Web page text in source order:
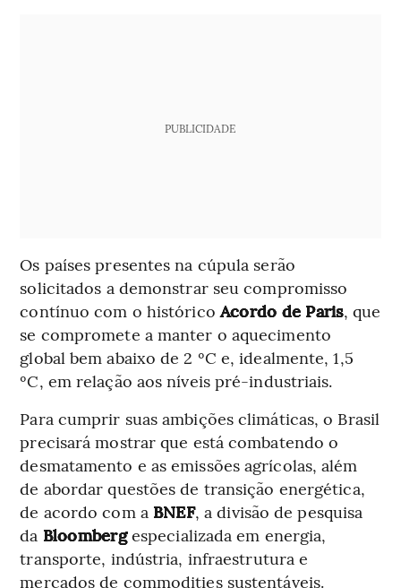
PUBLICIDADE
Os países presentes na cúpula serão
solicitados a demonstrar seu compromisso
contínuo com o históricoAcordo de Paris, que
se compromete a manter o aquecimento
global bem abaixo de 2 ºC e, idealmente, 1,5
ºC, em relação aos níveis pré-industriais.
Para cumprir suas ambições climáticas, o Brasil
precisará mostrar que está combatendo o
desmatamento e as emissões agrícolas, além
de abordar questões de transição energética,
de acordo com a BNEF, a divisão de pesquisa
da Bloombergespecializada em energia,
transporte, indústria, infraestrutura e
mercados de commodities sustentáveis.